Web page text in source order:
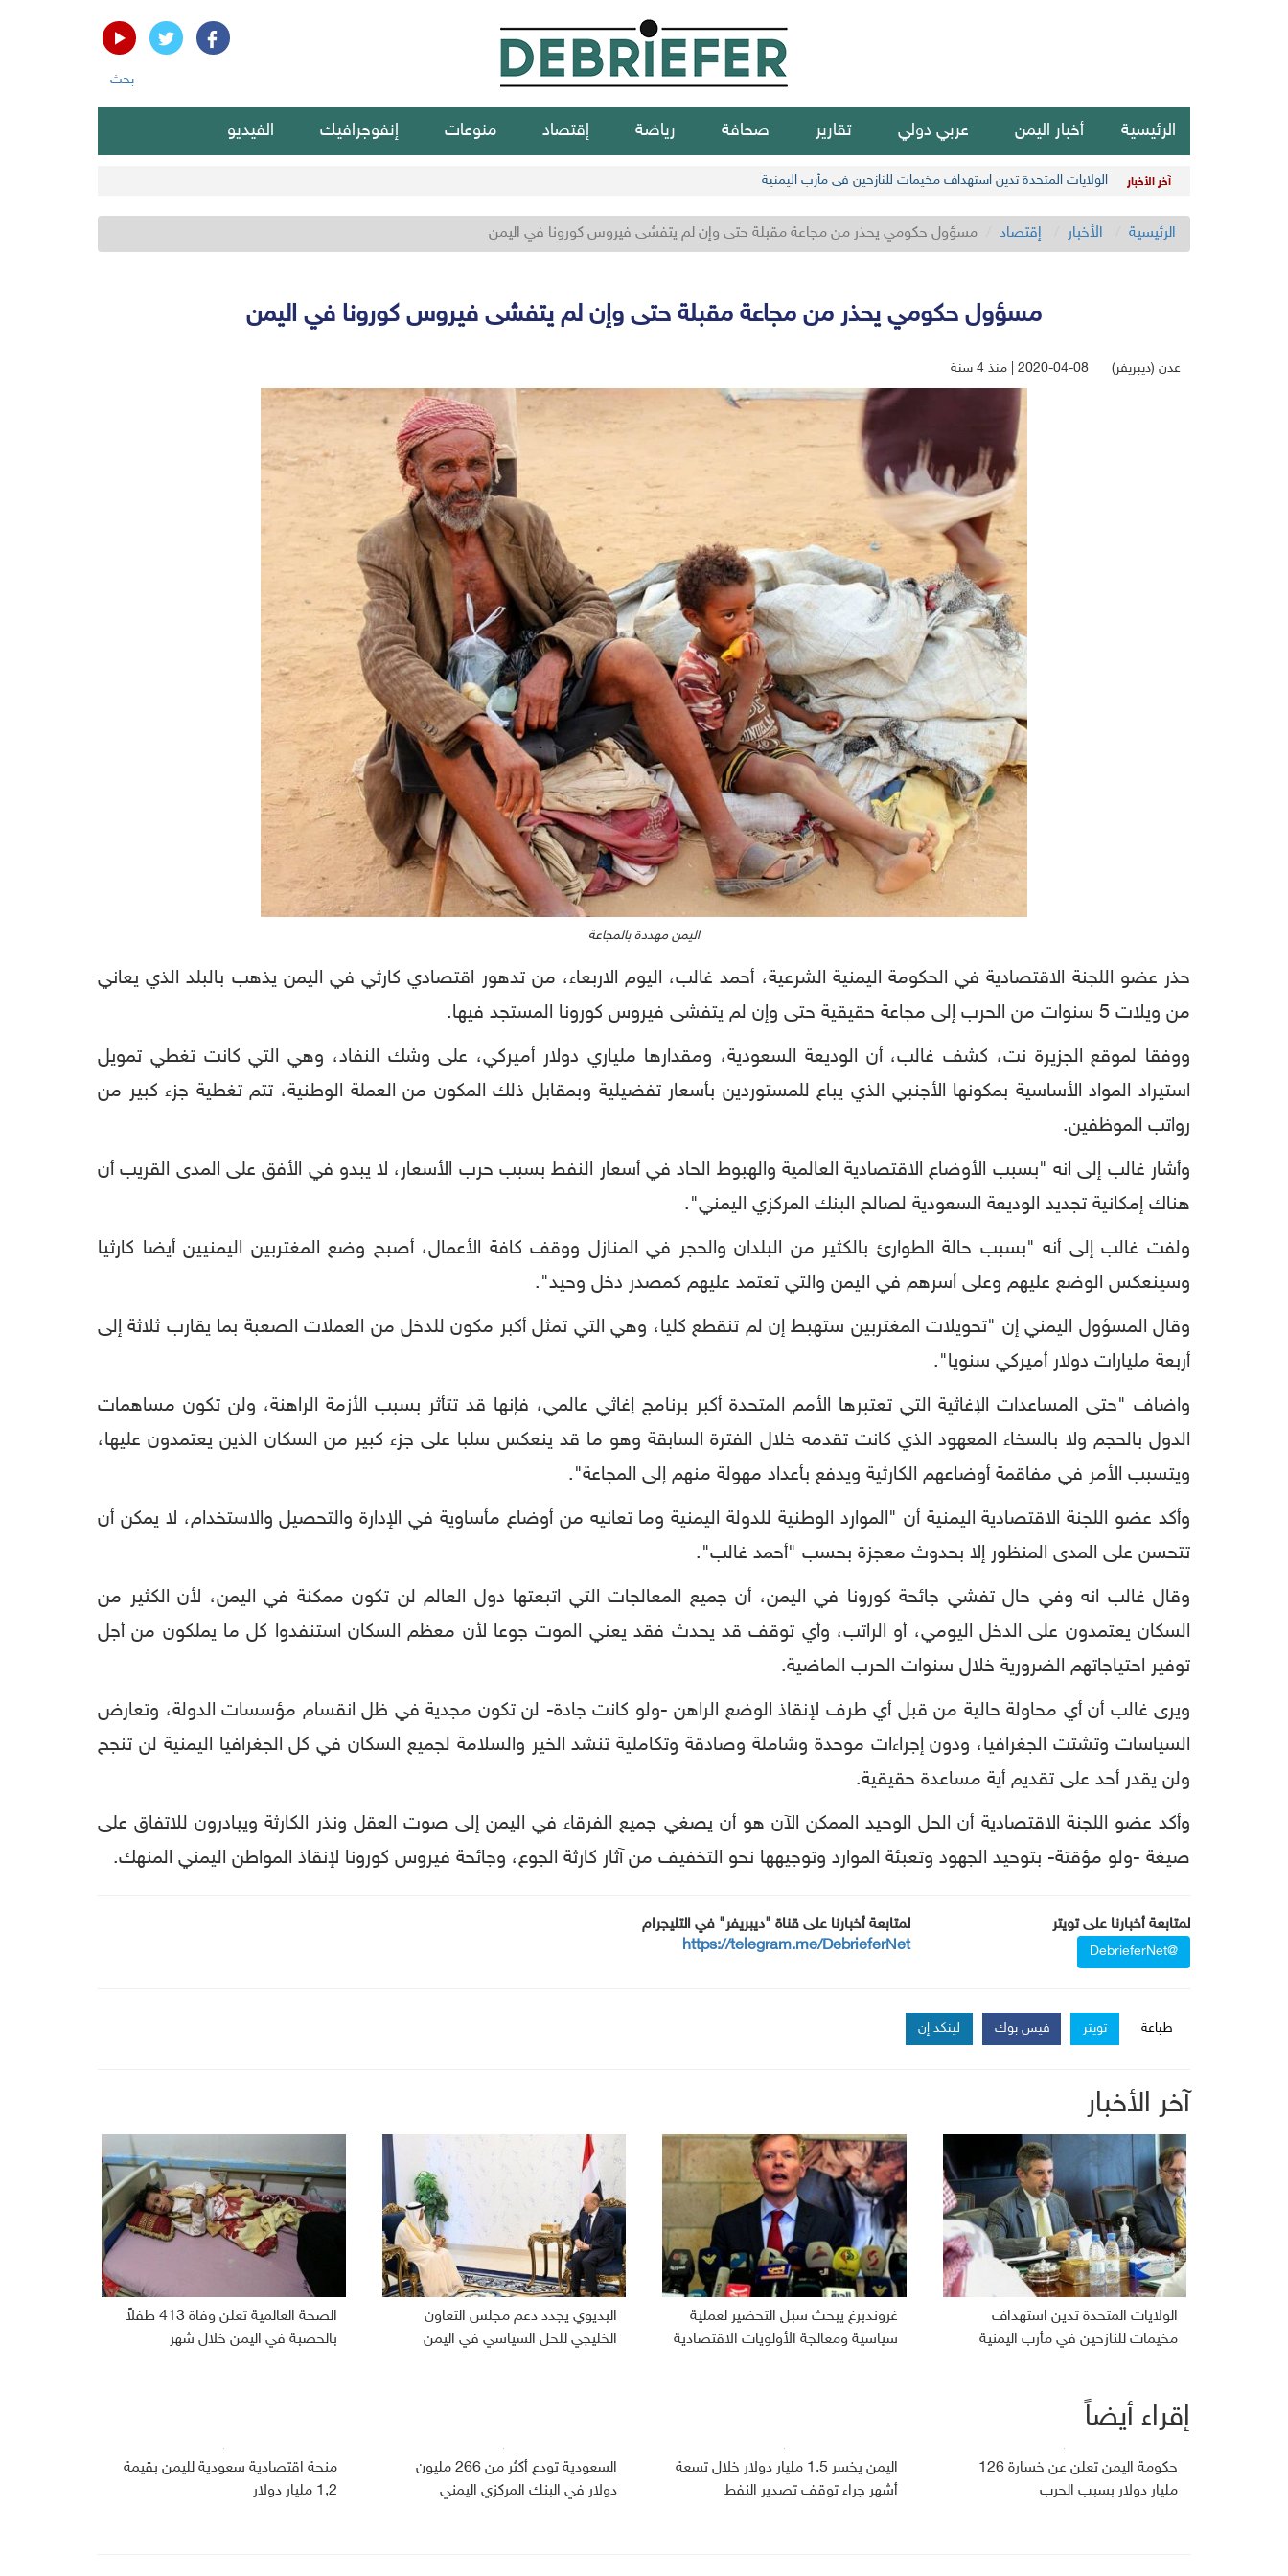
بحث
الرئيسية أخبار اليمن عربي دولي تقارير صحافة رياضة إقتصاد منوعات إنفوجرافيك الفيديو
آخر الأخبار الولايات المتحدة تدين استهداف مخيمات للنازحين في مأرب اليمنية
الرئيسية الأخبار إقتصاد مسؤول حكومي يحذر من مجاعة مقبلة حتى وإن لم يتفشى فيروس كورونا في اليمن
مسؤول حكومي يحذر من مجاعة مقبلة حتى وإن لم يتفشى فيروس كورونا في اليمن
عدن (ديبريفر) 2020-04-08 | منذ 4 سنة
اليمن مهددة بالمجاعة
حذر عضو اللجنة الاقتصادية في الحكومة اليمنية الشرعية، أحمد غالب، اليوم الاربعاء، من تدهور اقتصادي كارثي في اليمن يذهب بالبلد الذي يعاني
من ويلات 5 سنوات من الحرب إلى مجاعة حقيقية حتى وإن لم يتفشى فيروس كورونا المستجد فيها.
ووفقا لموقع الجزيرة نت، كشف غالب، أن الوديعة السعودية، ومقدارها ملياري دولار أميركي، على وشك النفاد، وهي التي كانت تغطي تمويل
استيراد المواد الأساسية بمكونها الأجنبي الذي يباع للمستوردين بأسعار تفضيلية وبمقابل ذلك المكون من العملة الوطنية، تتم تغطية جزء كبير من
رواتب الموظفين.
وأشار غالب إلى انه "بسبب الأوضاع الاقتصادية العالمية والهبوط الحاد في أسعار النفط بسبب حرب الأسعار، لا يبدو في الأفق على المدى القريب أن
هناك إمكانية تجديد الوديعة السعودية لصالح البنك المركزي اليمني".
ولفت غالب إلى أنه "بسبب حالة الطوارئ بالكثير من البلدان والحجر في المنازل ووقف كافة الأعمال، أصبح وضع المغتربين اليمنيين أيضا كارثيا
وسينعكس الوضع عليهم وعلى أسرهم في اليمن والتي تعتمد عليهم كمصدر دخل وحيد".
وقال المسؤول اليمني إن "تحويلات المغتربين ستهبط إن لم تنقطع كليا، وهي التي تمثل أكبر مكون للدخل من العملات الصعبة بما يقارب ثلاثة إلى
أربعة مليارات دولار أميركي سنويا".
واضاف "حتى المساعدات الإغاثية التي تعتبرها الأمم المتحدة أكبر برنامج إغاثي عالمي، فإنها قد تتأثر بسبب الأزمة الراهنة، ولن تكون مساهمات
الدول بالحجم ولا بالسخاء المعهود الذي كانت تقدمه خلال الفترة السابقة وهو ما قد ينعكس سلبا على جزء كبير من السكان الذين يعتمدون عليها،
ويتسبب الأمر في مفاقمة أوضاعهم الكارثية ويدفع بأعداد مهولة منهم إلى المجاعة".
وأكد عضو اللجنة الاقتصادية اليمنية أن "الموارد الوطنية للدولة اليمنية وما تعانيه من أوضاع مأساوية في الإدارة والتحصيل والاستخدام، لا يمكن أن
تتحسن على المدى المنظور إلا بحدوث معجزة بحسب "أحمد غالب".
وقال غالب انه وفي حال تفشي جائحة كورونا في اليمن، أن جميع المعالجات التي اتبعتها دول العالم لن تكون ممكنة في اليمن، لأن الكثير من
السكان يعتمدون على الدخل اليومي، أو الراتب، وأي توقف قد يحدث فقد يعني الموت جوعا لأن معظم السكان استنفدوا كل ما يملكون من أجل
توفير احتياجاتهم الضرورية خلال سنوات الحرب الماضية.
ويرى غالب أن أي محاولة حالية من قبل أي طرف لإنقاذ الوضع الراهن -ولو كانت جادة- لن تكون مجدية في ظل انقسام مؤسسات الدولة، وتعارض
السياسات وتشتت الجغرافيا، ودون إجراءات موحدة وشاملة وصادقة وتكاملية تنشد الخير والسلامة لجميع السكان في كل الجغرافيا اليمنية لن تنجح
ولن يقدر أحد على تقديم أية مساعدة حقيقية.
وأكد عضو اللجنة الاقتصادية أن الحل الوحيد الممكن الآن هو أن يصغي جميع الفرقاء في اليمن إلى صوت العقل ونذر الكارثة ويبادرون للاتفاق على
صيغة -ولو مؤقتة- بتوحيد الجهود وتعبئة الموارد وتوجيهها نحو التخفيف من آثار كارثة الجوع، وجائحة فيروس كورونا لإنقاذ المواطن اليمني المنهك.
لمتابعة أخبارنا على تويتر
@DebrieferNet
لمتابعة أخبارنا على قناة "ديبريفر" في التليجرام
https://telegram.me/DebrieferNet
طباعة تويتر فيس بوك لينكد إن
آخر الأخبار
الولايات المتحدة تدين استهداف
مخيمات للنازحين في مأرب اليمنية
غروندبرغ يبحث سبل التحضير لعملية
سياسية ومعالجة الأولويات الاقتصادية
البديوي يجدد دعم مجلس التعاون
الخليجي للحل السياسي في اليمن
الصحة العالمية تعلن وفاة 413 طفلاً
بالحصبة في اليمن خلال شهر
إقراء أيضاً
حكومة اليمن تعلن عن خسارة 126
مليار دولار بسبب الحرب
اليمن يخسر 1.5 مليار دولار خلال تسعة
أشهر جراء توقف تصدير النفط
السعودية تودع أكثر من 266 مليون
دولار في البنك المركزي اليمني
منحة اقتصادية سعودية لليمن بقيمة
1,2 مليار دولار